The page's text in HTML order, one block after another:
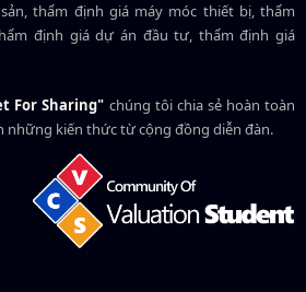
thẩm định giá máy móc thiết bị, thẩm
định giá dự án đầu tư, thẩm định giá
For Sharing" chúng tôi chia sẻ hoàn toàn
những kiến thức từ cộng đồng diễn đàn.